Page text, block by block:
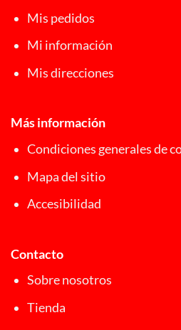
Mis pedidos
Mi información
Mis direcciones
Más información
Condiciones generales de
Mapa del sitio
Accesibilidad
Contacto
Sobre nosotros
Tienda